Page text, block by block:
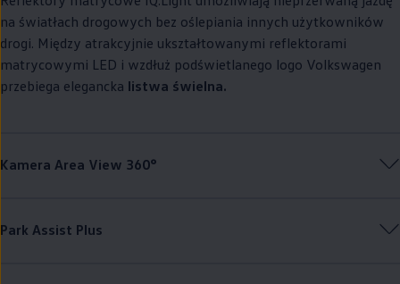
na światłach drogowych bez oślepiania innych użytkowników
drogi. Między atrakcyjnie ukształtowanymi reflektorami
matrycowymi LED i wzdłuż podświetlanego logo Volkswagen
przebiega elegancka listwa świelna.
Kamera Area View 360°
Park Assist Plus